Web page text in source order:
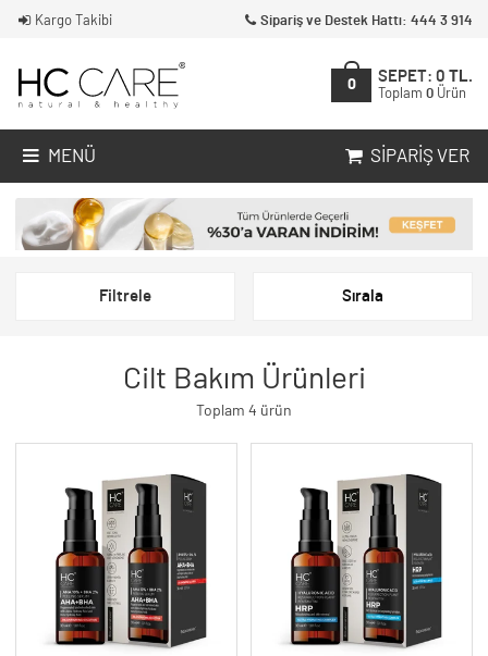
Kargo Takibi Sipariş ve Destek Hattı: 444 3 914
0
SEPET: 0 TL.
Toplam 0 Ürün
MENÜ SIPARIŞ VER
Filtrele Sırala
Cilt Bakım Ürünleri
Toplam 4 ürün